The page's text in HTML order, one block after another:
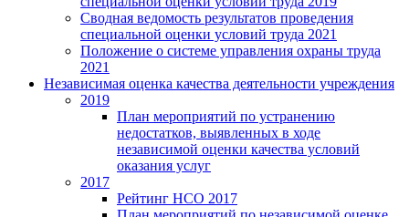
Сводная ведомость результатов проведения
специальной оценки условий труда 2021
Положение о системе управления охраны труда
2021
Независимая оценка качества деятельности учреждения
2019
План мероприятий по устранению
недостатков, выявленных в ходе
независимой оценки качества условий
оказания услуг
2017
Рейтинг НСО 2017